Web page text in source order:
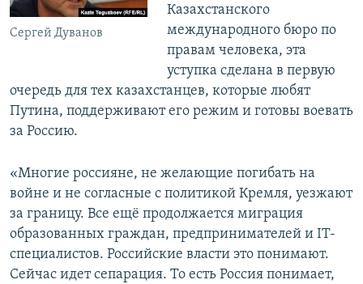
Сергей Дуванов
Казахстанского
международного бюро по
правам человека, эта
уступка сделана в первую
очередь для тех казахстанцев, которые любят
Путина, поддерживают его режим и готовы воевать
за Россию.
«Многие россияне, не желающие погибать на
войне и не согласные с политикой Кремля, уезжают
за границу. Все ещё продолжается миграция
образованных граждан, предпринимателей и IТ-
специалистов. Российские власти это понимают.
Сейчас идет сепарация. То есть Россия понимает,